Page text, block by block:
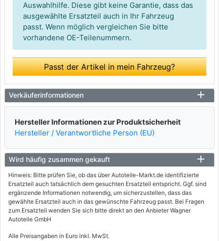
Auswahlhilfe. Diese gibt keine Garantie, dass das
ausgewählte Ersatzteil auch in Ihr Fahrzeug
passt. Wenn möglich vergleichen Sie bitte
vorhandene OE-Teilenummern.
Passt der Artikel in mein Fahrzeug?
Verkäuferinformationen
Hersteller Informationen zur Produktsicherheit
Hersteller / Verantwortliche Person (EU)
Wird häufig zusammen gekauft
Hinweis: Bitte prüfen Sie, ob das über Autoteile-Markt.de identifizierte
Ersatzteil auch tatsächlich dem gesuchten Ersatzteil entspricht. Ggf. sind
ergänzende Informationen notwendig, um sicherzustellen, dass das
gewählte Ersatzteil auch in das gewünschte Fahrzeug passt. Bei Fragen
zum Ersatzteil wenden Sie sich bitte direkt an den Anbieter Wagner
Autoteile GmbH
Alle Preisangaben in Euro inkl. MwSt.